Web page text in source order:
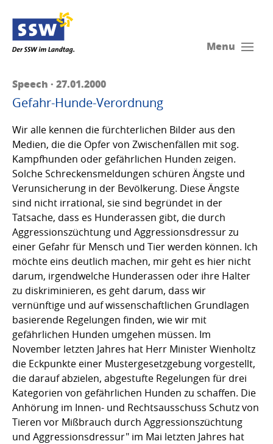
Menu
Speech · 27.01.2000
Gefahr-Hunde-Verordnung
Wir alle kennen die fürchterlichen Bilder aus den
Medien, die die Opfer von Zwischenfällen mit sog.
Kampfhunden oder gefährlichen Hunden zeigen.
Solche Schreckensmeldungen schüren Ängste und
Verunsicherung in der Bevölkerung. Diese Ängste
sind nicht irrational, sie sind begründet in der
Tatsache, dass es Hunderassen gibt, die durch
Aggressionszüchtung und Aggressionsdressur zu
einer Gefahr für Mensch und Tier werden können. Ich
möchte eins deutlich machen, mir geht es hier nicht
darum, irgendwelche Hunderassen oder ihre Halter
zu diskriminieren, es geht darum, dass wir
vernünftige und auf wissenschaftlichen Grundlagen
basierende Regelungen finden, wie wir mit
gefährlichen Hunden umgehen müssen. Im
November letzten Jahres hat Herr Minister Wienholtz
die Eckpunkte einer Mustergesetzgebung vorgestellt,
die darauf abzielen, abgestufte Regelungen für drei
Kategorien von gefährlichen Hunden zu schaffen. Die
Anhörung im Innen- und Rechtsausschuss Schutz von
Tieren vor Mißbrauch durch Aggressionszüchtung
und Aggressionsdressur" im Mai letzten Jahres hat